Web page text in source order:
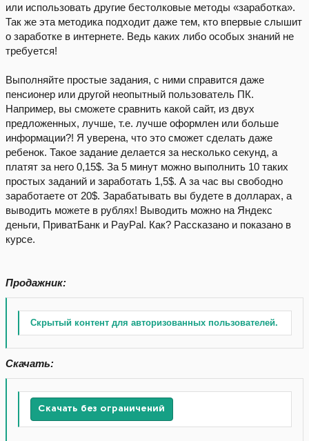
или использовать другие бестолковые методы «заработка».
Так же эта методика подходит даже тем, кто впервые слышит
о заработке в интернете. Ведь каких либо особых знаний не
требуется!
Выполняйте простые задания, с ними справится даже
пенсионер или другой неопытный пользователь ПК.
Например, вы сможете сравнить какой сайт, из двух
предложенных, лучше, т.е. лучше оформлен или больше
информации?! Я уверена, что это сможет сделать даже
ребенок. Такое задание делается за несколько секунд, а
платят за него 0,15$. За 5 минут можно выполнить 10 таких
простых заданий и заработать 1,5$. А за час вы свободно
заработаете от 20$. Зарабатывать вы будете в долларах, а
выводить можете в рублях! Выводить можно на Яндекс
деньги, ПриватБанк и PayPal. Как? Рассказано и показано в
курсе.
Продажник:
Скрытый контент для авторизованных пользователей.
Скачать:
Скачать без ограничений